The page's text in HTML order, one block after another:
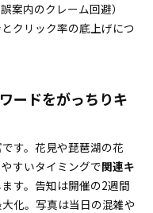
誤案内のクレーム回避）
クリック率の底上げにつ
ードをがっちりキ
す。花見や琵琶湖の花
すいタイミングで関連キ
す。告知は開催の2週間
化。写真は当日の混雑や